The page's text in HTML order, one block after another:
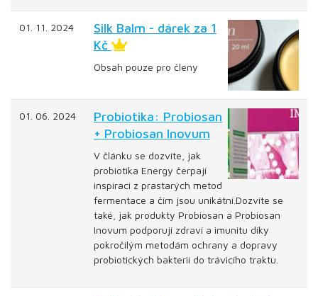
01. 11. 2024
Silk Balm - dárek za 1
Kč
Obsah pouze pro členy
01. 06. 2024
Probiotika: Probiosan
+ Probiosan Inovum
V článku se dozvíte, jak
probiotika Energy čerpají
inspiraci z prastarých metod
fermentace a čím jsou unikátní.Dozvíte se
také, jak produkty Probiosan a Probiosan
Inovum podporují zdraví a imunitu díky
pokročilým metodám ochrany a dopravy
probiotických bakterií do trávicího traktu.